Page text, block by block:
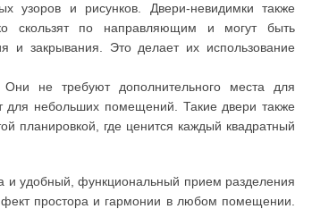
узоров и рисунков. Двери-невидимки также
скользят по направляющим и могут быть
и закрывания. Это делает их использование
Они не требуют дополнительного места для
для небольших помещений. Такие двери также
планировкой, где ценится каждый квадратный
и удобный, функциональный прием разделения
простора и гармонии в любом помещении.